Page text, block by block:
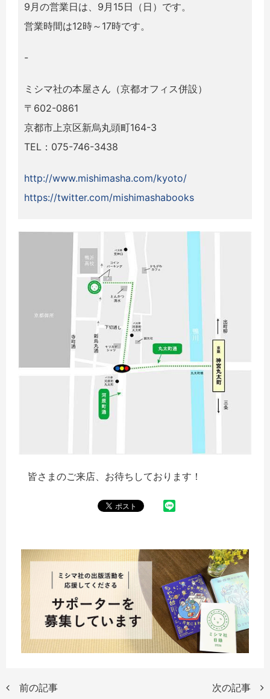
9月の営業日は、9月15日（日）です。
営業時間は12時～17時です。
-
ミシマ社の本屋さん（京都オフィス併設）
〒602-0861
京都市上京区新烏丸頭町164-3
TEL：075-746-3438
http://www.mishimasha.com/kyoto/
https://twitter.com/mishimashabooks
皆さまのご来店、お待ちしております！
前の記事 次の記事